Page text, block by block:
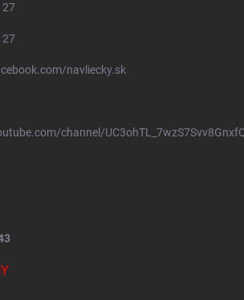
navliecky.sk
channel/